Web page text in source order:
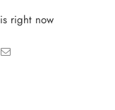
right now